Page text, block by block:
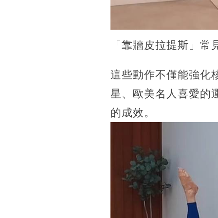
「靠牆皮拉提斯」常
這些動作不僅能強化
星、歐美名人喜愛的
的成效。